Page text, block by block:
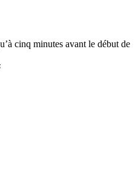
cinq minutes avant le début de